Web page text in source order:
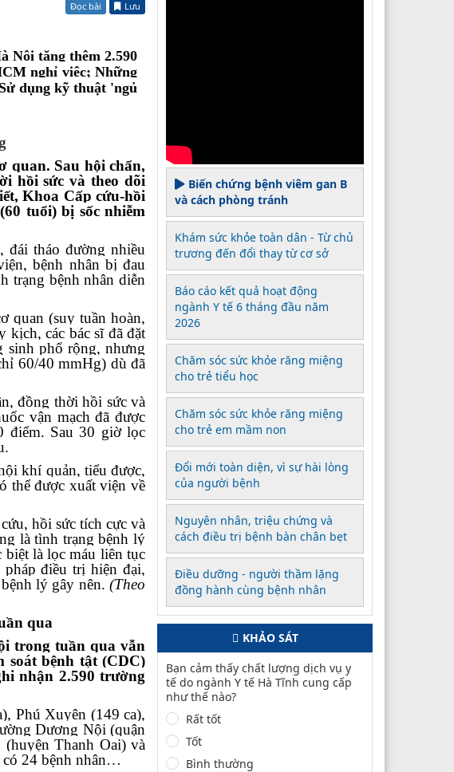
Đọc bài Lưu
Nội tăng thêm 2.590
nghỉ việc; Những
dụng kỹ thuật 'ngủ
quan. Sau hội chẩn,
hồi sức và theo dõi
Khoa Cấp cứu-hồi
tuổi) bị sốc nhiễm
đái tháo đường nhiều
bệnh nhân bị đau
trạng bệnh nhân diễn
quan (suy tuần hoàn,
kịch, các bác sĩ đã đặt
sinh phổ rộng, nhưng
60/40 mmHg) dù đã
đồng thời hồi sức và
vận mạch đã được
điểm. Sau 30 giờ lọc
khí quản, tiểu được,
thể được xuất viện về
hồi sức tích cực và
là tình trạng bệnh lý
là lọc máu liên tục
điều trị hiện đại,
lý gây nên. (Theo
qua
trong tuần qua vẫn
bệnh tật (CDC)
nhận 2.590 trường
Phú Xuyên (149 ca),
Dương Nội (quận
Thanh Oai) và
có 24 bệnh nhân…
Biến chứng bệnh viêm gan B
và cách phòng tránh
Khám sức khỏe toàn dân - Từ chủ
trương đến đổi thay từ cơ sở
Báo cáo kết quả hoạt động
ngành Y tế 6 tháng đầu năm
2026
Chăm sóc sức khỏe răng miệng
cho trẻ tiểu học
Chăm sóc sức khỏe răng miệng
cho trẻ em mầm non
Đổi mới toàn diện, vì sự hài lòng
của người bệnh
Nguyên nhân, triệu chứng và
cách điều trị bệnh bàn chân bẹt
Điều dưỡng - người thầm lặng
đồng hành cùng bệnh nhân
KHẢO SÁT
Bạn cảm thấy chất lượng dịch vụ y
tế do ngành Y tế Hà Tĩnh cung cấp
như thế nào?
Rất tốt
Tốt
Bình thường